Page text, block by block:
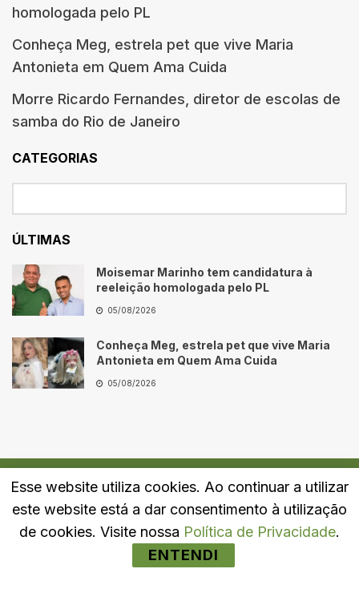
homologada pelo PL
Conheça Meg, estrela pet que vive Maria
Antonieta em Quem Ama Cuida
Morre Ricardo Fernandes, diretor de escolas de
samba do Rio de Janeiro
CATEGORIAS
ÚLTIMAS
Moisemar Marinho tem candidatura à
reeleição homologada pelo PL
05/08/2026
Conheça Meg, estrela pet que vive Maria
Antonieta em Quem Ama Cuida
05/08/2026
Quem Somos Fale Conosco Política de Privacidade
Esse website utiliza cookies. Ao continuar a utilizar
este website está a dar consentimento à utilização
de cookies. Visite nossa Política de Privacidade.
ENTENDI